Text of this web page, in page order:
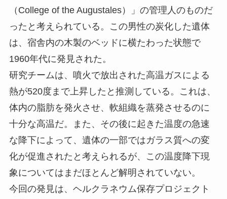
（College of the Augustales）」の管理人のものだ
ったと考えられている。この男性の炭化した遺体
は、宿舎内の木製のベッドに横たわった状態で
1960年代に発見された。
研究チームは、噴火で放出された高温ガスによる
熱が520度まで上昇したと推測している。これは、
体内の脂肪を発火させ、軟組織を蒸発させるのに
十分な高温だ。また、その後に起きた温度の急速
な降下によって、遺体の一部ではガラス質への変
化が促進されたと考えられるが、この温度降下現
象についてはまだほとんど解明されていない。
今回の発見は、ヘルクラネウム保存プロジェクト